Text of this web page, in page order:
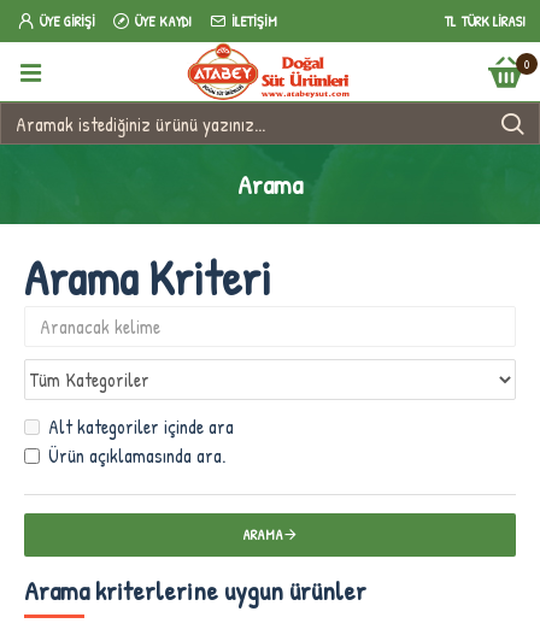
ÜYE GIRIŞI ÜYE KAYDI İLETIŞIM TL TÜRK LIRASI
0
Arama
Arama Kriteri
Alt kategoriler içinde ara
Ürün açıklamasında ara.
ARAMA
Arama kriterlerine uygun ürünler